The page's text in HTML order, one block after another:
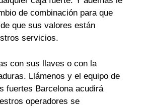
de combinación para que
que sus valores están
servicios.
con sus llaves o con la
Llámenos y el equipo de
fuertes Barcelona acudirá
operadores se